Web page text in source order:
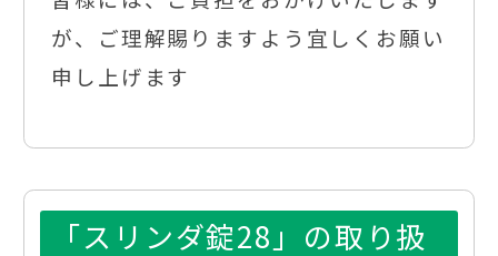
が、ご理解賜りますよう宜しくお願い
申し上げます
「スリンダ錠28」の取り扱